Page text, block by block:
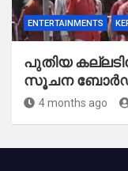
ENTERTAINMENTS
പുതിയ
സൂചന ബോർഡ്
4 months ago